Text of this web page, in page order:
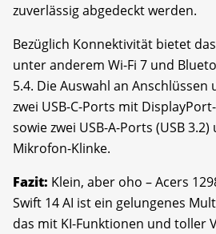
zuverlässig abgedeckt werden.
Bezüglich Konnektivität bietet
unter anderem Wi-Fi 7 und
5.4. Die Auswahl an
zwei USB-C-Ports mit
sowie zwei USB-A-Ports (USB
Mikrofon-Klinke.
Fazit: Klein, aber oho – Acers
Swift 14 AI ist ein gelungenes
das mit KI-Funktionen und toller